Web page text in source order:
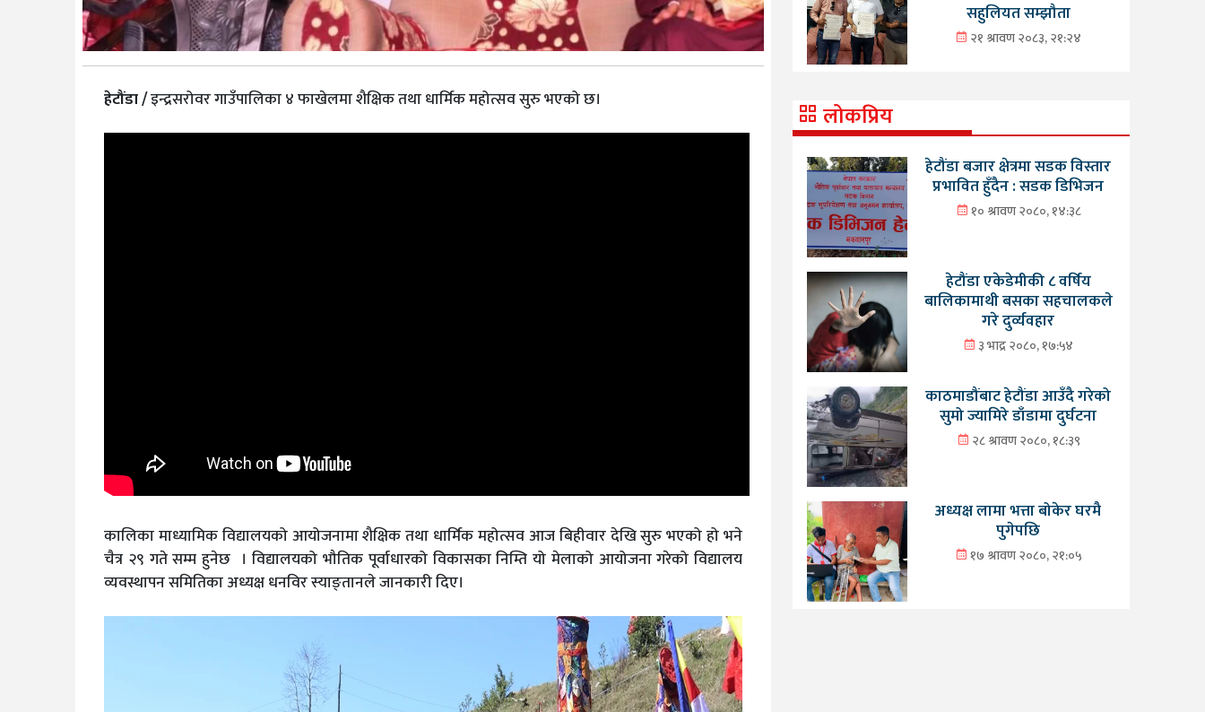
हेटौंडा /इन्द्रसरोवर गाउँपालिका ४ फाखेलमा शैक्षिक तथा धार्मिक महोत्सव सुरु भएको छ।
कालिका माध्यामिक विद्यालयको आयोजनामा शैक्षिक तथा धार्मिक महोत्सव आज बिहीवार देखि सुरु भएको हो भने
चैत्र २९ गते सम्म हुनेछ । विद्यालयको भौतिक पूर्वाधारको विकासका निम्ति यो मेलाको आयोजना गरेको विद्यालय
व्यवस्थापन समितिका अध्यक्ष धनविर स्याङ्तानले जानकारी दिए।
सहुलियत सम्झौता
२१ श्रावण २०८३, २१:२४
लोकप्रिय
हेटौंडा बजार क्षेत्रमा सडक विस्तार
प्रभावित हुँदैन : सडक डिभिजन
१० श्रावण २०८०, १४:३८
हेटौंडा एकेडेमीकी ८ वर्षिय
बालिकामाथी बसका सहचालकले
गरे दुर्व्यवहार
३ भाद्र २०८०, १७:५४
काठमाडौंबाट हेटौंडा आउँदै गरेको
सुमो ज्यामिरे डाँडामा दुर्घटना
२८ श्रावण २०८०, १८:३९
अध्यक्ष लामा भत्ता बोकेर घरमै
पुगेपछि
१७ श्रावण २०८०, २१:०५